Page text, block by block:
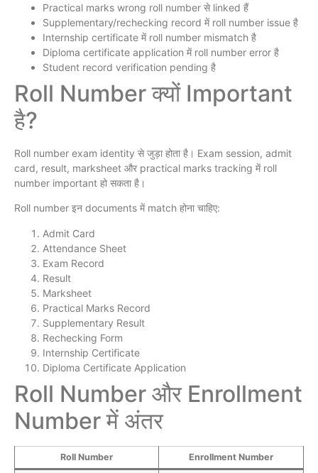
Practical marks wrong roll number से linked हैं
Supplementary/rechecking record में roll number issue है
Internship certificate में roll number mismatch है
Diploma certificate application में roll number error है
Student record verification pending है
Roll Number क्यों Important
है?
Roll number exam identity से जुड़ा होता है। Exam session, admit
card, result, marksheet और practical marks tracking में roll
number important हो सकता है।
Roll number इन documents में match होना चाहिए:
Admit Card
Attendance Sheet
Exam Record
Result
Marksheet
Practical Marks Record
Supplementary Result
Rechecking Form
Internship Certificate
Diploma Certificate Application
Roll Number और Enrollment
Number में अंतर
Roll Number Enrollment Number